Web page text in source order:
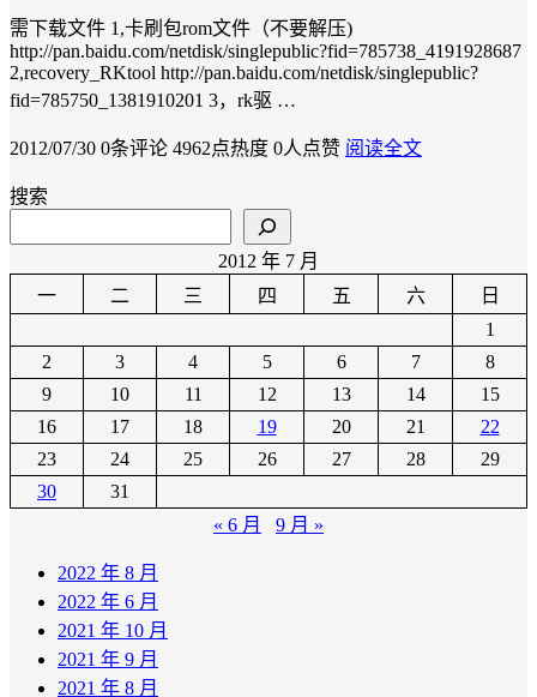
需下载文件 1,卡刷包rom文件（不要解压)
http://pan.baidu.com/netdisk/singlepublic?fid=785738_4191928687
2,recovery_RKtool http://pan.baidu.com/netdisk/singlepublic?
fid=785750_1381910201 3，rk驱 …
2012/07/30 0条评论 4962点热度 0人点赞 阅读全文
搜索
2012 年 7 月
一
二 三 四 五 六
日
1
2
3 4 5 6 7
8
9
10 11 12 13 14
15
16
17 18 19 20 21
22
23
24 25 26 27 28
29
30
31
« 6 月
9 月 »
2022 年 8 月
2022 年 6 月
2021 年 10 月
2021 年 9 月
2021 年 8 月